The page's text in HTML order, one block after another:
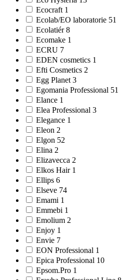
Ecocraft 1
Ecolab/EO laboratorie 51
Ecolatiér 8
Ecomake 1
ECRU 7
EDEN cosmetics 1
Efti Cosmetics 2
Egg Planet 3
Egomania Professional 51
Elance 1
Elea Professional 3
Elegance 1
Eleon 2
Elgon 52
Elina 2
Elizavecca 2
Elkos Hair 1
Ellips 6
Elseve 74
Emami 1
Emmebi 1
Emolium 2
Enjoy 1
Envie 7
EON Professional 1
Epica Professional 10
Epsom.Pro 1